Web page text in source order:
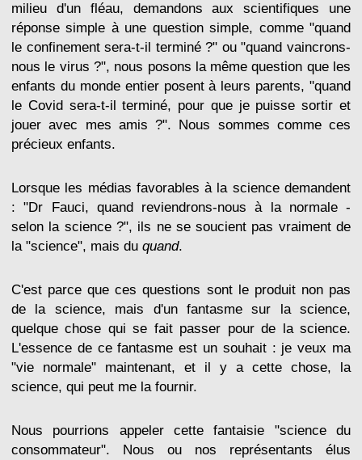
milieu d'un fléau, demandons aux scientifiques une
réponse simple à une question simple, comme "quand
le confinement sera-t-il terminé ?" ou "quand vaincrons-
nous le virus ?", nous posons la même question que les
enfants du monde entier posent à leurs parents, "quand
le Covid sera-t-il terminé, pour que je puisse sortir et
jouer avec mes amis ?". Nous sommes comme ces
précieux enfants.
Lorsque les médias favorables à la science demandent
: "Dr Fauci, quand reviendrons-nous à la normale -
selon la science ?", ils ne se soucient pas vraiment de
la "science", mais du quand.
C'est parce que ces questions sont le produit non pas
de la science, mais d'un fantasme sur la science,
quelque chose qui se fait passer pour de la science.
L'essence de ce fantasme est un souhait : je veux ma
"vie normale" maintenant, et il y a cette chose, la
science, qui peut me la fournir.
Nous pourrions appeler cette fantaisie "science du
consommateur". Nous ou nos représentants élus